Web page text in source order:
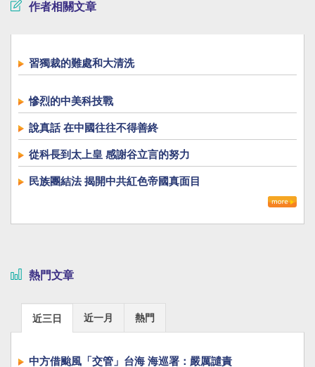
作者相關文章
習獨裁的難處和大清洗
慘烈的中美科技戰
說真話 在中國往往不得善終
從科長到太上皇 感謝谷立言的努力
民族團結法 揭開中共紅色帝國真面目
熱門文章
近三日 近一月 熱門
中方借颱風「交管」台海 海巡署：嚴厲譴責